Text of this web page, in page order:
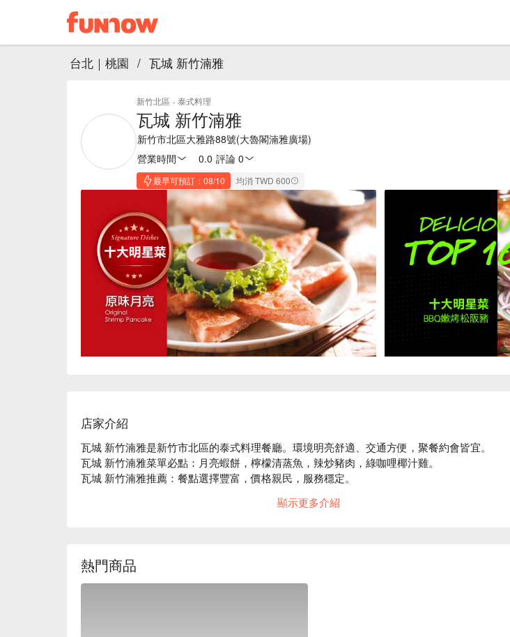
台北｜桃園 / 瓦城 新竹湳雅
新竹北區 · 泰式料理
瓦城 新竹湳雅
新竹市北區大雅路88號(大魯閣湳雅廣場)
營業時間
0.0 評論 0
最早可預訂：08/10 均消 TWD 600
店家介紹
瓦城 新竹湳雅是新竹市北區的泰式料理餐廳。環境明亮舒適、交通方便，聚餐約會皆宜。
瓦城 新竹湳雅菜單必點：月亮蝦餅，檸檬清蒸魚，辣炒豬肉，綠咖哩椰汁雞。
瓦城 新竹湳雅推薦：餐點選擇豐富，價格親民，服務穩定。
顯示更多介紹
熱門商品